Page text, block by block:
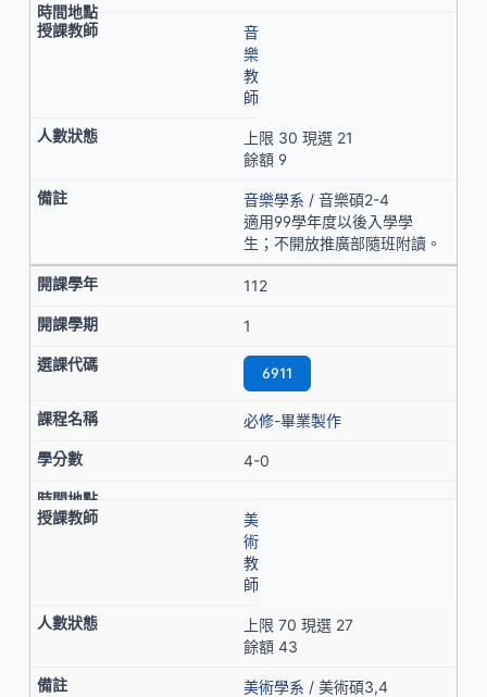
音
樂
教
師
上限 30 現選 21
餘額 9
音樂學系 / 音樂碩2-4
適用99學年度以後入學學
生；不開放推廣部隨班附讀。
112
1
6911
必修-畢業製作
4-0
美
術
教
師
上限 70 現選 27
餘額 43
美術學系 / 美術碩3,4